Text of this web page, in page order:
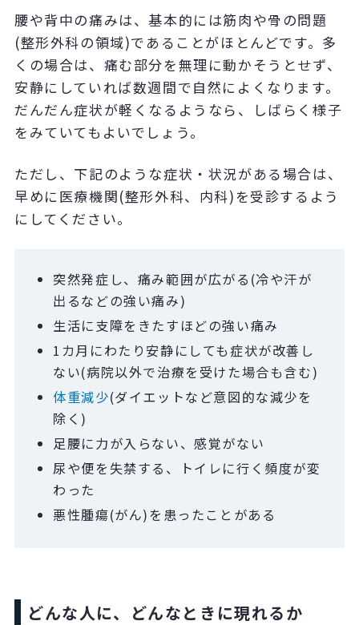
腰や背中の痛みは、基本的には筋肉や骨の問題
(整形外科の領域)であることがほとんどです。多
くの場合は、痛む部分を無理に動かそうとせず、
安静にしていれば数週間で自然によくなります。
だんだん症状が軽くなるようなら、しばらく様子
をみていてもよいでしょう。
ただし、下記のような症状・状況がある場合は、
早めに医療機関(整形外科、内科)を受診するよう
にしてください。
突然発症し、痛み範囲が広がる(冷や汗が
出るなどの強い痛み)
生活に支障をきたすほどの強い痛み
1 カ月にわたり安静にしても症状が改善し
ない(病院以外で治療を受けた場合も含む)
体重減少(ダイエットなど意図的な減少を
除く )
足腰に力が入らない、感覚がない
尿や便を失禁する、トイレに行く頻度が変
わった
悪性腫瘍(がん)を患ったことがある
どんな人に、どんなときに現れるか